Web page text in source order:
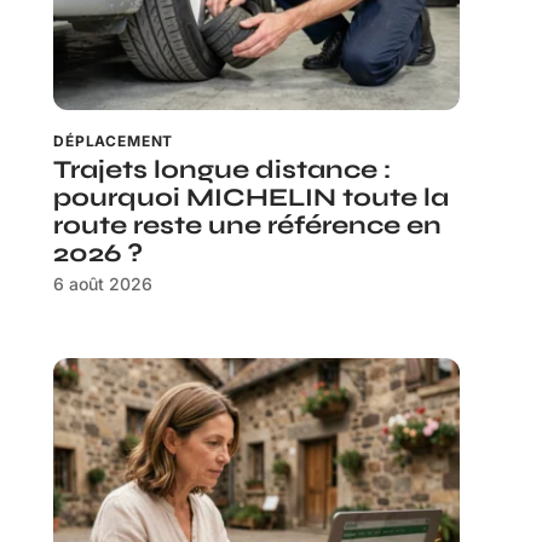
DÉPLACEMENT
Trajets longue distance :
pourquoi MICHELIN toute la
route reste une référence en
2026 ?
6 août 2026